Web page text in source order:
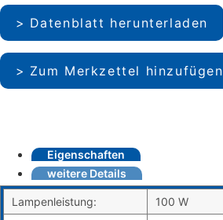
Datenblatt herunterladen
Zum Merkzettel hinzufügen
Eigenschaften
weitere Details
Lampenleistung:
100 W